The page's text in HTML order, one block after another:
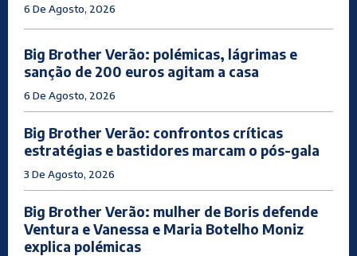
6 De Agosto, 2026
Big Brother Verão: polémicas, lágrimas e
sanção de 200 euros agitam a casa
6 De Agosto, 2026
Big Brother Verão: confrontos críticas
estratégias e bastidores marcam o pós-gala
3 De Agosto, 2026
Big Brother Verão: mulher de Boris defende
Ventura e Vanessa e Maria Botelho Moniz
explica polémicas